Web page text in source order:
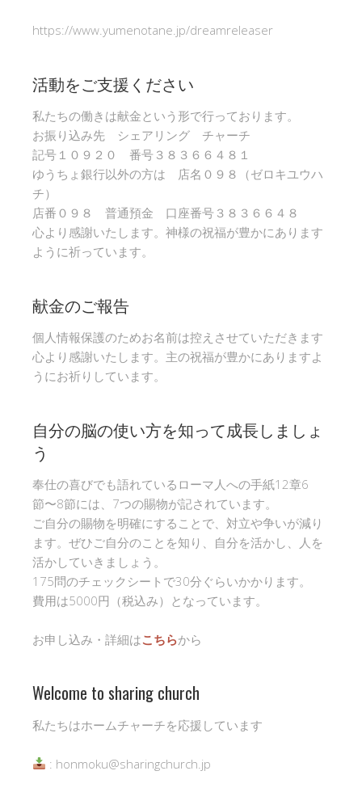
https://www.yumenotane.jp/dreamreleaser
活動をご支援ください
私たちの働きは献金という形で行っております。
お振り込み先 シェアリング チャーチ
記号１０９２０ 番号３８３６６４８１
ゆうちょ銀行以外の方は 店名０９８（ゼロキユウハ
チ）
店番０９８ 普通預金 口座番号３８３６６４８
心より感謝いたします。神様の祝福が豊かにあります
ように祈っています。
献金のご報告
個人情報保護のためお名前は控えさせていただきます
心より感謝いたします。主の祝福が豊かにありますよ
うにお祈りしています。
自分の脳の使い方を知って成長しましょ
う
奉仕の喜びでも語れているローマ人への手紙12章6
節〜8節には、7つの賜物が記されています。
ご自分の賜物を明確にすることで、対立や争いが減り
ます。ぜひご自分のことを知り、自分を活かし、人を
活かしていきましょう。
175問のチェックシートで30分ぐらいかかります。
費用は5000円（税込み）となっています。
お申し込み・詳細はこちらから
Welcome to sharing church
私たちはホームチャーチを応援しています
: honmoku@sharingchurch.jp